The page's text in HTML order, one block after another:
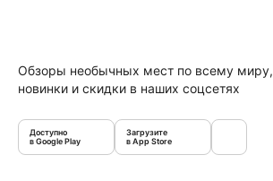
Обзоры необычных мест по всему миру,
новинки и скидки в наших соцсетях
Доступно
в Google Play
Загрузите
в App Store